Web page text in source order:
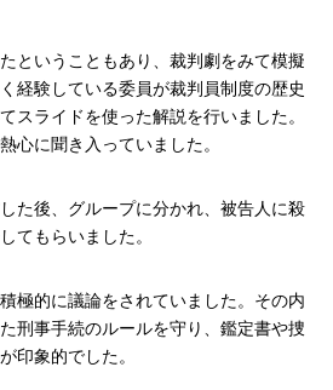
ということもあり、裁判劇をみて模擬
経験している委員が裁判員制度の歴史
スライドを使った解説を行いました。
心に聞き入っていました。
た後、グループに分かれ、被告人に殺
てもらいました。
極的に議論をされていました。その内
刑事手続のルールを守り、鑑定書や捜
印象的でした。